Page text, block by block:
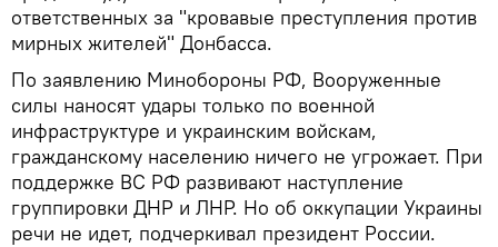
ответственных за "кровавые преступления против
мирных жителей" Донбасса.
По заявлению Минобороны РФ, Вооруженные
силы наносят удары только по военной
инфраструктуре и украинским войскам,
гражданскому населению ничего не угрожает. При
поддержке ВС РФ развивают наступление
группировки ДНР и ЛНР. Но об оккупации Украины
речи не идет, подчеркивал президент России.